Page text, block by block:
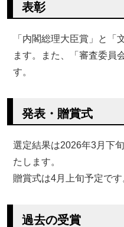
表彰
「内閣総理大臣賞」と「
ます。また、「審査委員
す。
発表・贈賞式
選定結果は2026年3月下
たします。
贈賞式は4月上旬予定です
過去の受賞